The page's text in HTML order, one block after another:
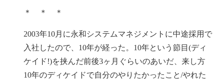
＊ ＊ ＊
2003年10月に永和システムマネジメントに中途採用で
入社したので、10年が経った。10年という節目(ディ
ケイド!)を挟んだ前後3ヶ月ぐらいのあいだ、来し方
10年のディケイドで自分のやりたかったこと/やれた